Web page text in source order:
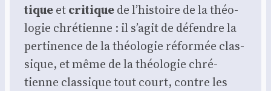
tiqueetcri­tiquede l’his­toire de la théo­
lo­gie chré­tienne : il s’a­git de défendre la
per­ti­nence de la théo­lo­gie réfor­mée clas­
sique, et même de la théo­lo­gie chré­
tienne clas­sique tout court, contre les